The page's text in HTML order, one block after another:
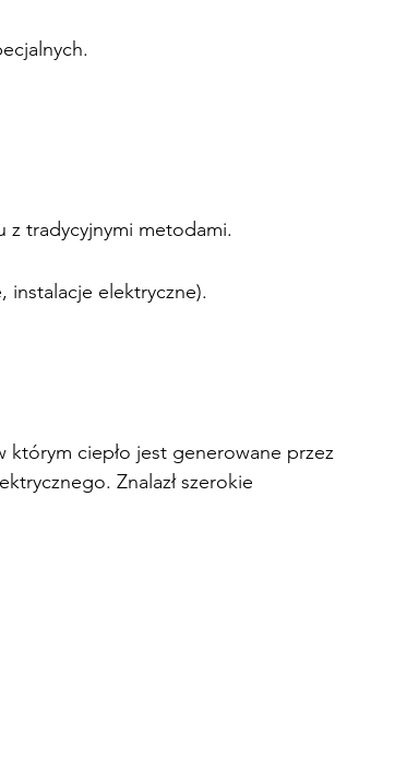
z tradycyjnymi metodami.
instalacje elektryczne).
ciepło jest generowane przez
Znalazł szerokie